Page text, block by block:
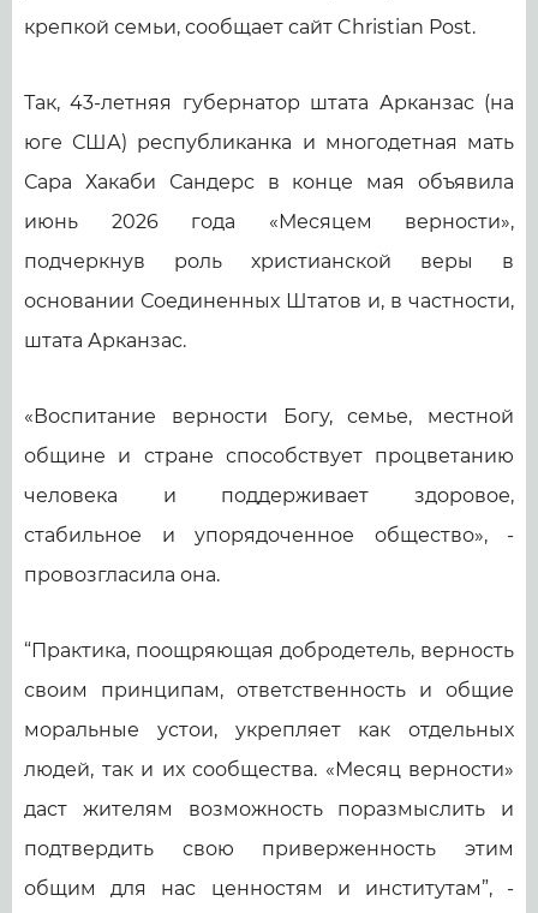
крепкой семьи, сообщает сайт Christian Post.
Так, 43-летняя губернатор штата Арканзас (на
юге США) республиканка и многодетная мать
Сара Хакаби Сандерс в конце мая объявила
июнь 2026 года «Месяцем верности»,
подчеркнув роль христианской веры в
основании Соединенных Штатов и, в частности,
штата Арканзас.
«Воспитание верности Богу, семье, местной
общине и стране способствует процветанию
человека и поддерживает здоровое,
стабильное и упорядоченное общество», -
провозгласила она.
“Практика, поощряющая добродетель, верность
своим принципам, ответственность и общие
моральные устои, укрепляет как отдельных
людей, так и их сообщества. «Месяц верности»
даст жителям возможность поразмыслить и
подтвердить свою приверженность этим
общим для нас ценностям и институтам”, -